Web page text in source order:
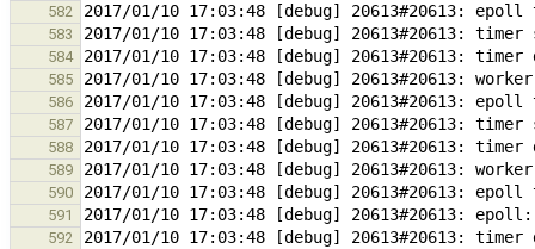
582
583
584
585
586
587
588
589
590
591
592